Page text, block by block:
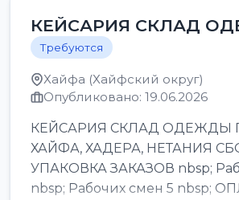
КЕЙСАРИЯ СКЛАД
Требуются
Хайфа (Хайфский округ)
Опубликовано: 19.06.2026
КЕЙСАРИЯ СКЛАД ОДЕЖДЫ
ХАЙФА, ХАДЕРА, НЕТАНИЯ
УПАКОВКА ЗАКАЗОВ nbsp;
nbsp; Рабочих смен 5 nbsp;